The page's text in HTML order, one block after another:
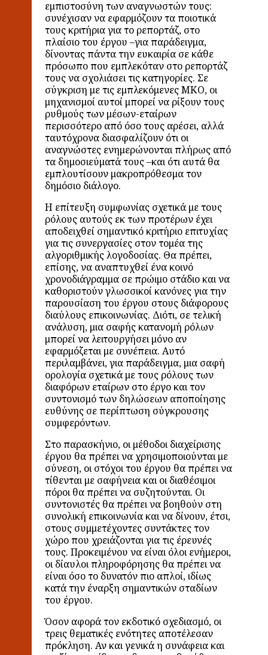
εμπιστοσύνη των αναγνωστών τους:
συνέχισαν να εφαρμόζουν τα ποιοτικά
τους κριτήρια για το ρεπορτάζ, στο
πλαίσιο του έργου –για παράδειγμα,
δίνοντας πάντα την ευκαιρία σε κάθε
πρόσωπο που εμπλεκόταν στο ρεπορτάζ
τους να σχολιάσει τις κατηγορίες. Σε
σύγκριση με τις εμπλεκόμενες ΜΚΟ, οι
μηχανισμοί αυτοί μπορεί να ρίξουν τους
ρυθμούς των μέσων-εταίρων
περισσότερο από όσο τους αρέσει, αλλά
ταυτόχρονα διασφαλίζουν ότι οι
αναγνώστες ενημερώνονται πλήρως από
τα δημοσιεύματά τους –και ότι αυτά θα
εμπλουτίσουν μακροπρόθεσμα τον
δημόσιο διάλογο.
Η επίτευξη συμφωνίας σχετικά με τους
ρόλους αυτούς εκ των προτέρων έχει
αποδειχθεί σημαντικό κριτήριο επιτυχίας
για τις συνεργασίες στον τομέα της
αλγοριθμικής λογοδοσίας. Θα πρέπει,
επίσης, να αναπτυχθεί ένα κοινό
χρονοδιάγραμμα σε πρώιμο στάδιο και να
καθοριστούν γλωσσικοί κανόνες για την
παρουσίαση του έργου στους διάφορους
διαύλους επικοινωνίας. Διότι, σε τελική
ανάλυση, μια σαφής κατανομή ρόλων
μπορεί να λειτουργήσει μόνο αν
εφαρμόζεται με συνέπεια. Αυτό
περιλαμβάνει, για παράδειγμα, μια σαφή
ορολογία σχετικά με τους ρόλους των
διαφόρων εταίρων στο έργο και τον
συντονισμό των δηλώσεων αποποίησης
ευθύνης σε περίπτωση σύγκρουσης
συμφερόντων.
Στο παρασκήνιο, οι μέθοδοι διαχείρισης
έργου θα πρέπει να χρησιμοποιούνται με
σύνεση, οι στόχοι του έργου θα πρέπει να
τίθενται με σαφήνεια και οι διαθέσιμοι
πόροι θα πρέπει να συζητούνται. Οι
συντονιστές θα πρέπει να βοηθούν στη
συνολική επικοινωνία και να δίνουν, έτσι,
στους συμμετέχοντες συντάκτες τον
χώρο που χρειάζονται για τις έρευνές
τους. Προκειμένου να είναι όλοι ενήμεροι,
οι δίαυλοι πληροφόρησης θα πρέπει να
είναι όσο το δυνατόν πιο απλοί, ιδίως
κατά την έναρξη σημαντικών σταδίων
του έργου.
Όσον αφορά τον εκδοτικό σχεδιασμό, οι
τρεις θεματικές ενότητες αποτέλεσαν
πρόκληση. Αν και γενικά η συνάφεια και